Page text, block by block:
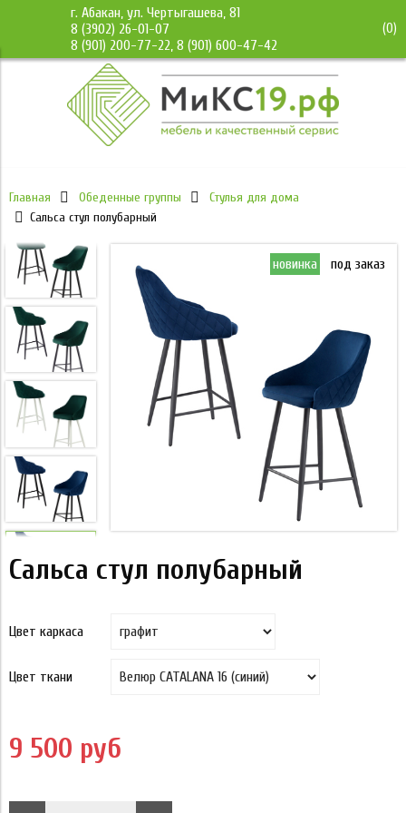
г. Абакан, ул. Чертыгашева, 81
8 (3902) 26-01-07
8 (901) 200-77-22, 8 (901) 600-47-42
(0)
Главная Обеденные группы
Стулья для дома
Сальса стул полубарный
под заказ новинка под заказ
Сальса стул полубарный
Цвет каркаса
Цвет ткани
9 500 руб